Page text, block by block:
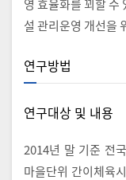
영 효율화를 꾀할 수
설 관리운영 개선을
연구방법
연구대상 및 내용
2014년 말 기준 전
마을단위 간이체육